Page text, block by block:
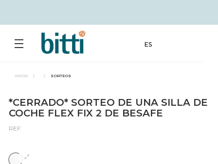
ES
INICIO / / SORTEOS
*CERRADO* SORTEO DE UNA SILLA DE
COCHE FLEX FIX 2 DE BESAFE
REF: